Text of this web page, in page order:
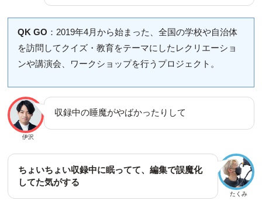
QK GO ：2019年4月から始まった、全国の学校や自治体
を訪問してクイズ・教育をテーマにしたレクリエーショ
ンや講演会、ワークショップを行うプロジェクト。
伊沢
収録中の睡魔がやばかったりして
たくみ
ちょいちょい収録中に眠ってて、編集で誤魔化
してた気がする